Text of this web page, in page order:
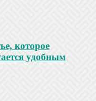
которое
удобным